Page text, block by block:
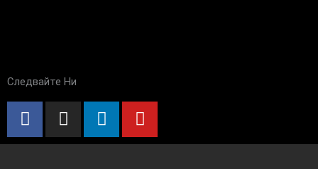
Следвайте Ни
F
A
C
I
N
S
L
I
N
Y
O
U